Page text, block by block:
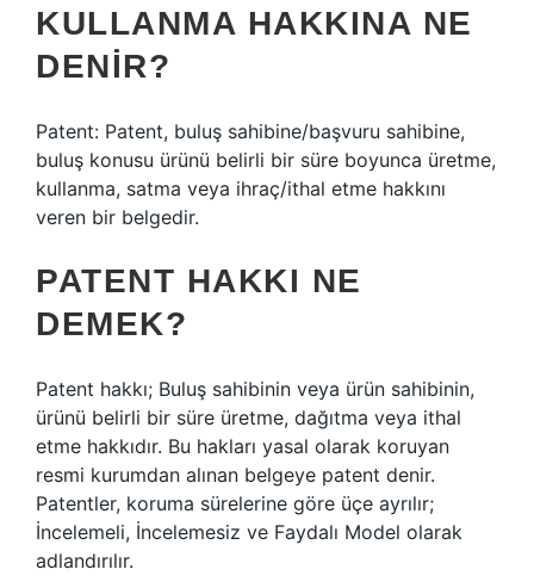
KULLANMA HAKKINA NE
DENIR?
Patent: Patent, buluş sahibine/başvuru sahibine,
buluş konusu ürünü belirli bir süre boyunca üretme,
kullanma, satma veya ihraç/ithal etme hakkını
veren bir belgedir.
PATENT HAKKI NE
DEMEK?
Patent hakkı; Buluş sahibinin veya ürün sahibinin,
ürünü belirli bir süre üretme, dağıtma veya ithal
etme hakkıdır. Bu hakları yasal olarak koruyan
resmi kurumdan alınan belgeye patent denir.
Patentler, koruma sürelerine göre üçe ayrılır;
İncelemeli, İncelemesiz ve Faydalı Model olarak
adlandırılır.